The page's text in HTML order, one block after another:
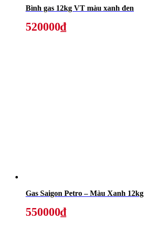
Bình gas 12kg VT màu xanh đen
520000₫
Gas Saigon Petro – Màu Xanh 12kg
550000₫